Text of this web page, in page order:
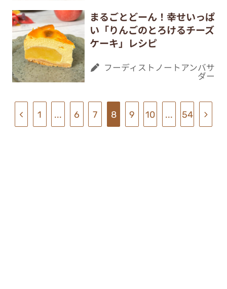
まるごとどーん！幸せいっぱ
い「りんごのとろけるチーズ
ケーキ」レシピ
フーディストノートアンバサ
ダー
1 ... 6 7 8 9 10 ... 54